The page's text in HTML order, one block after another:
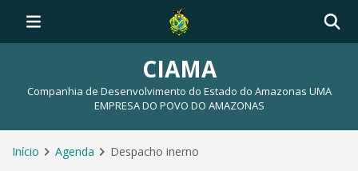
CIAMA
Companhia de Desenvolvimento do Estado do Amazonas UMA
EMPRESA DO POVO DO AMAZONAS
Início Agenda Despacho inerno